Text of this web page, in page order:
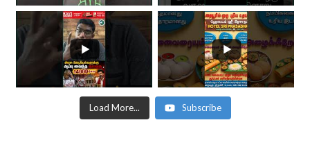
Load More... Subscribe